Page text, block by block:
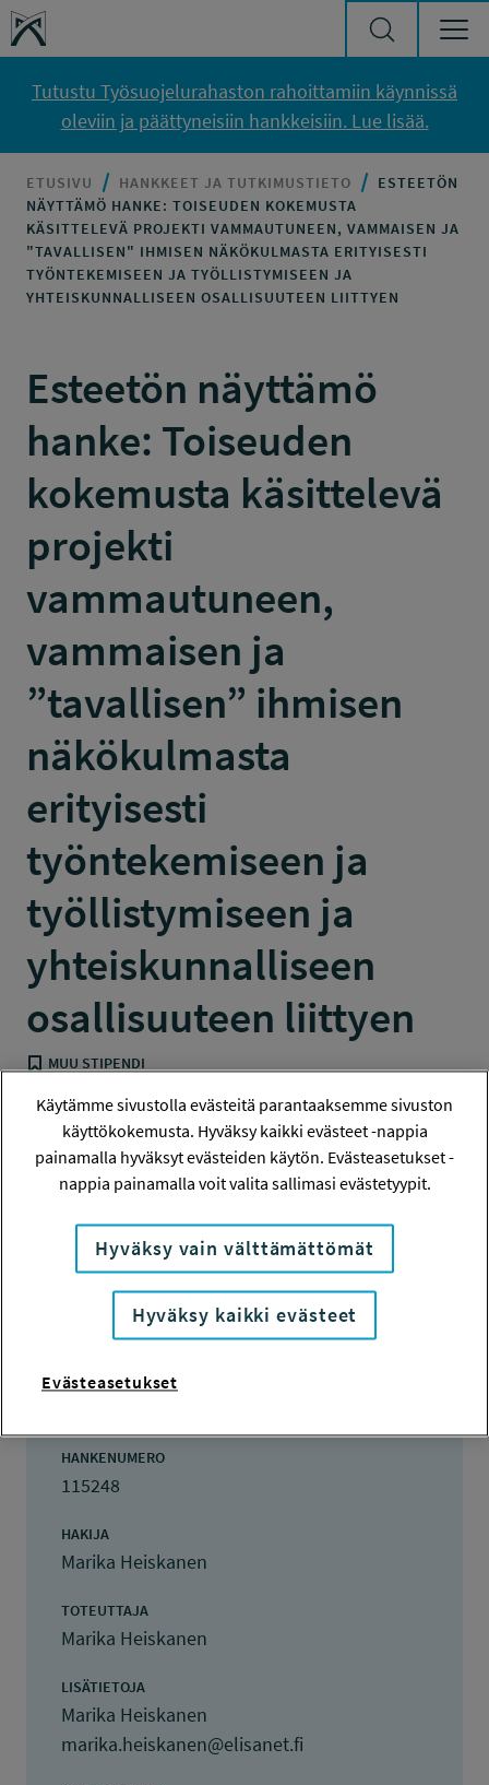
Siirry sisältöön
Työsuojelurahasto
Tutustu Työsuojelurahaston rahoittamiin käynnissä
oleviin ja päättyneisiin hankkeisiin. Lue lisää.
ETUSIVU HANKKEET JA TUTKIMUSTIETO
ESTEETÖN
NÄYTTÄMÖ HANKE: TOISEUDEN KOKEMUSTA
KÄSITTELEVÄ PROJEKTI VAMMAUTUNEEN, VAMMAISEN JA
"TAVALLISEN" IHMISEN NÄKÖKULMASTA ERITYISESTI
TYÖNTEKEMISEEN JA TYÖLLISTYMISEEN JA
YHTEISKUNNALLISEEN OSALLISUUTEEN LIITTYEN
Esteetön näyttämö
hanke: Toiseuden
kokemusta käsittelevä
projekti
vammautuneen,
vammaisen ja
”tavallisen” ihmisen
näkökulmasta
erityisesti
työntekemiseen ja
työllistymiseen ja
yhteiskunnalliseen
osallisuuteen liittyen
MUU STIPENDI
Hanketiedot
Tiivistelmä
Tiedote
Hanketiedot
HANKENUMERO
115248
HAKIJA
Marika Heiskanen
TOTEUTTAJA
Marika Heiskanen
LISÄTIETOJA
Marika Heiskanen
marika.heiskanen@elisanet.fi
Käytämme sivustolla evästeitä parantaaksemme sivuston
käyttökokemusta. Hyväksy kaikki evästeet -nappia
painamalla hyväksyt evästeiden käytön. Evästeasetukset -
nappia painamalla voit valita sallimasi evästetyypit.
Hyväksy vain välttämättömät
Hyväksy kaikki evästeet
Evästeasetukset